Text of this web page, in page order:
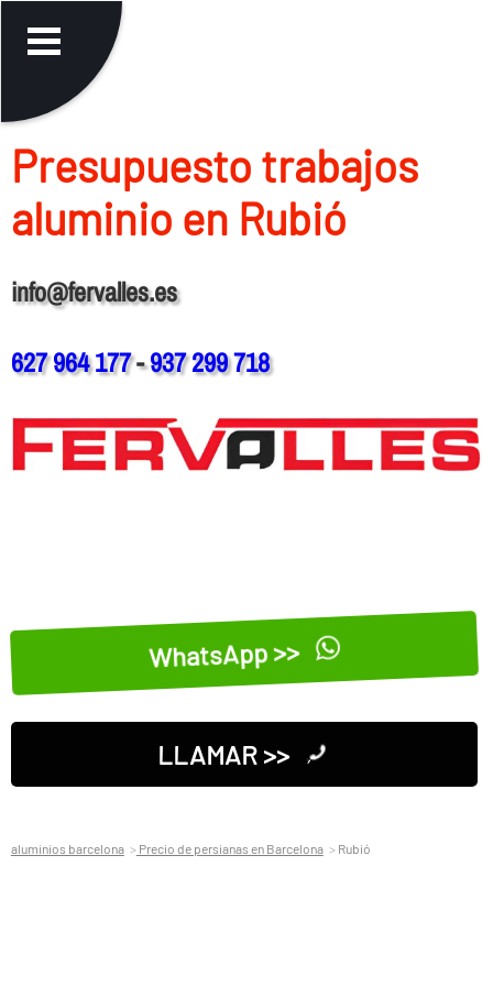
Presupuesto trabajos
aluminio en Rubió
info@fervalles.es
627 964 177-937 299 718
WhatsApp >>
LLAMAR >>
aluminios barcelona Precio de persianas en Barcelona Rubió